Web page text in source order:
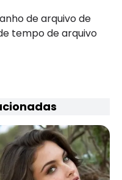
de arquivo de
tempo de arquivo